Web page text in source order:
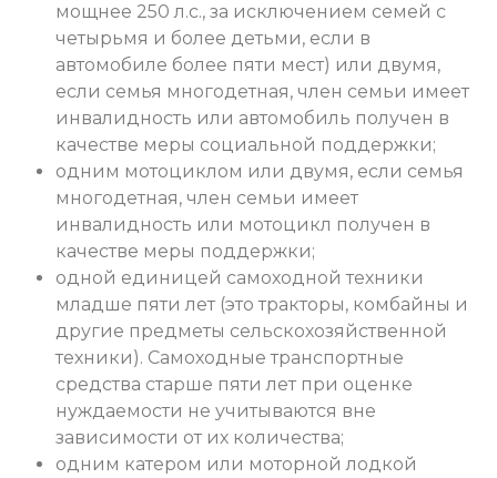
мощнее 250 л.с., за исключением семей с
четырьмя и более детьми, если в
автомобиле более пяти мест) или двумя,
если семья многодетная, член семьи имеет
инвалидность или автомобиль получен в
качестве меры социальной поддержки;
одним мотоциклом или двумя, если семья
многодетная, член семьи имеет
инвалидность или мотоцикл получен в
качестве меры поддержки;
одной единицей самоходной техники
младше пяти лет (это тракторы, комбайны и
другие предметы сельскохозяйственной
техники). Самоходные транспортные
средства старше пяти лет при оценке
нуждаемости не учитываются вне
зависимости от их количества;
одним катером или моторной лодкой